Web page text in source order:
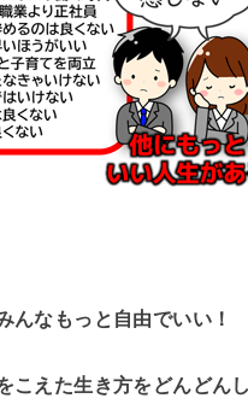
んなもっと自由でいい！
こえた生き方をどんどん